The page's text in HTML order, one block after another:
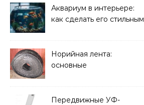
решать
Аквариум в интерьере:
как сделать его стильным
Норийная лента:
основные
и советы по выбору
Передвижные УФ-